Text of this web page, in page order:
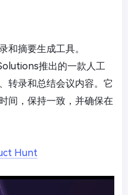
和摘要生成工具。
推出的一款人工
转录和总结会议内容。它
间，保持一致，并确保在
Hunt